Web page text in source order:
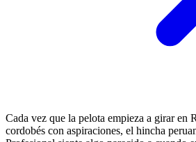
Cada vez que la pelota empieza a girar en
cordobés con aspiraciones, el hincha